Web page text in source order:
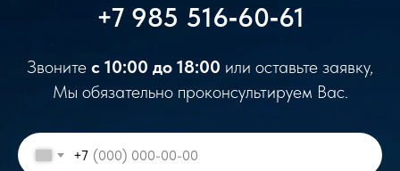
+7 985 516‑60‑61
Звоните с 10:00 до 18:00 или оставьте заявку,
Мы обязательно проконсультируем Вас.
+7